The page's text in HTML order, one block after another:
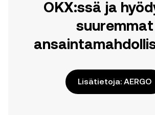
OKX:ssä ja
suuremmat
Lisätietoja: AERGO